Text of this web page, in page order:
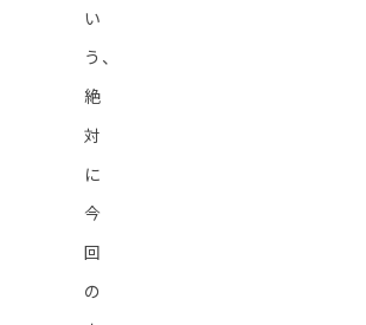
い
う、
絶
対
に
今
回
の